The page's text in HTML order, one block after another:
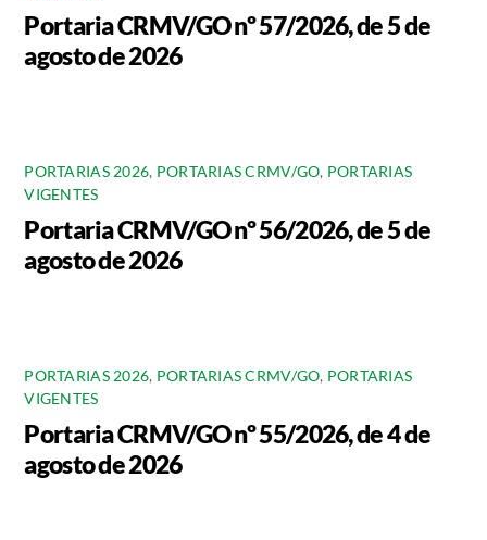
Portaria CRMV/GO nº 57/2026, de 5 de
agosto de 2026
PORTARIAS 2026, PORTARIAS CRMV/GO, PORTARIAS
VIGENTES
Portaria CRMV/GO nº 56/2026, de 5 de
agosto de 2026
PORTARIAS 2026, PORTARIAS CRMV/GO, PORTARIAS
VIGENTES
Portaria CRMV/GO nº 55/2026, de 4 de
agosto de 2026